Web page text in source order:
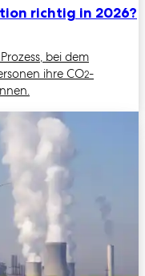
richtig in 2026?
bei dem
ihre CO2-